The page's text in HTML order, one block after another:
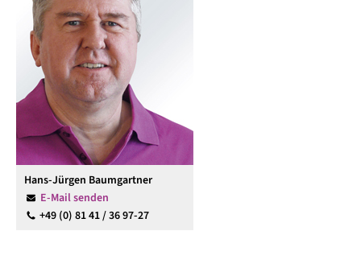
Hans-Jürgen Baumgartner
E-Mail senden
+49 (0) 81 41 / 36 97-27